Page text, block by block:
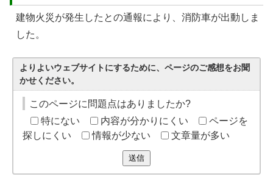
建物火災が発生したとの通報により、消防車が出動しま
した。
よりよいウェブサイトにするために、ページのご感想をお聞
かせください。
このページに問題点はありましたか?
特にない
内容が分かりにくい
ページを
探しにくい
情報が少ない 文章量が多い
送信